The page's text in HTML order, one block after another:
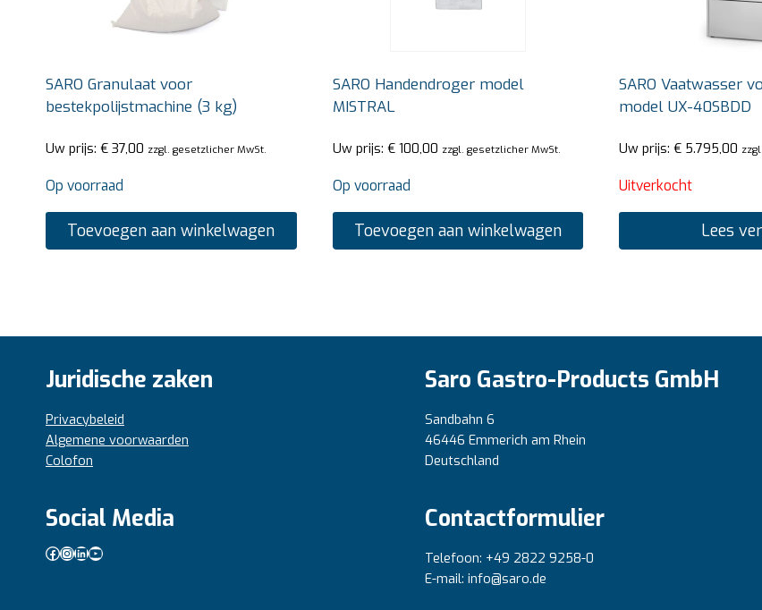
SARO Granulaat voor
bestekpolijstmachine (3 kg)
Uw prijs: € 37,00 zzgl. gesetzlicher MwSt.
Op voorraad
Toevoegen aan winkelwagen
SARO Handendroger model
MISTRAL
Uw prijs: €100,00 zzgl. gesetzlicher MwSt.
Op voorraad
Toevoegen aan winkelwagen
SARO Vaatwasser
model UX-40SBDD
Uw prijs: € 5.795,00
Uitverkocht
Lees
Juridische zaken
Privacybeleid
Algemene voorwaarden
Colofon
Saro Gastro-Products GmbH
Sandbahn 6
46446 Emmerich am Rhein
Deutschland
Social Media
Facebook
Instagram
LinkedIn
YouTube
Contactformulier
Telefoon: +49 2822 9258-0
E-mail: info@saro.de